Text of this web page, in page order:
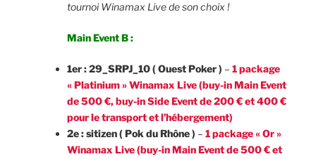
tournoi Winamax Live de son choix !
Main Event B :
1er : 29_SRPJ_10 ( Ouest Poker ) – 1 package
« Platinium » Winamax Live (buy-in Main Event
de 500 €, buy-in Side Event de 200 € et 400 €
pour le transport et l’hébergement)
2e : sitizen ( Pok du Rhône ) – 1 package « Or »
Winamax Live (buy-in Main Event de 500 € et